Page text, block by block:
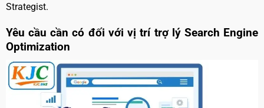
Strategist.
Yêu cầu cần có đối với vị trí trợ lý Search Engine
Optimization